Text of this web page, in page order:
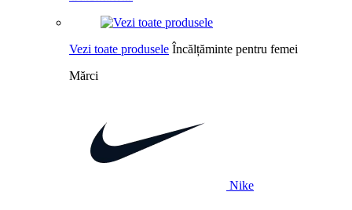
Vezi toate produsele Încălțăminte pentru femei
Mărci
Nike